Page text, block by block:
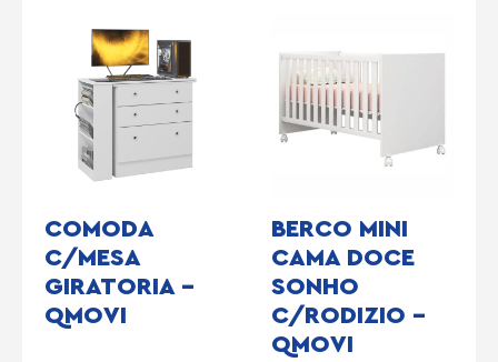
COMODA
C/MESA
GIRATORIA –
QMOVI
BERCO MINI
CAMA DOCE
SONHO
C/RODIZIO –
QMOVI